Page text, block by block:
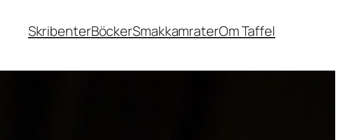
SkribenterBöckerSmakkamraterOm Taffel